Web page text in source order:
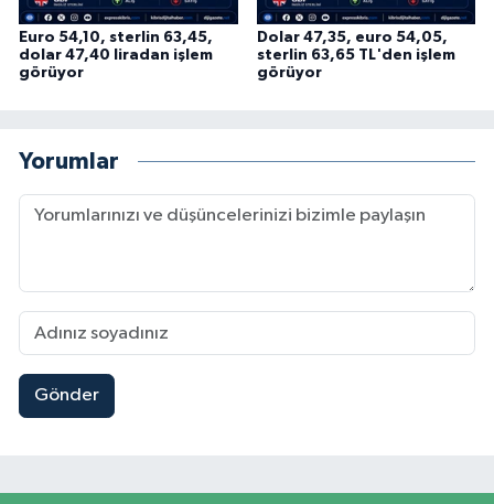
Euro 54,10, sterlin 63,45,
dolar 47,40 liradan işlem
görüyor
Dolar 47,35, euro 54,05,
sterlin 63,65 TL'den işlem
görüyor
Yorumlar
Gönder